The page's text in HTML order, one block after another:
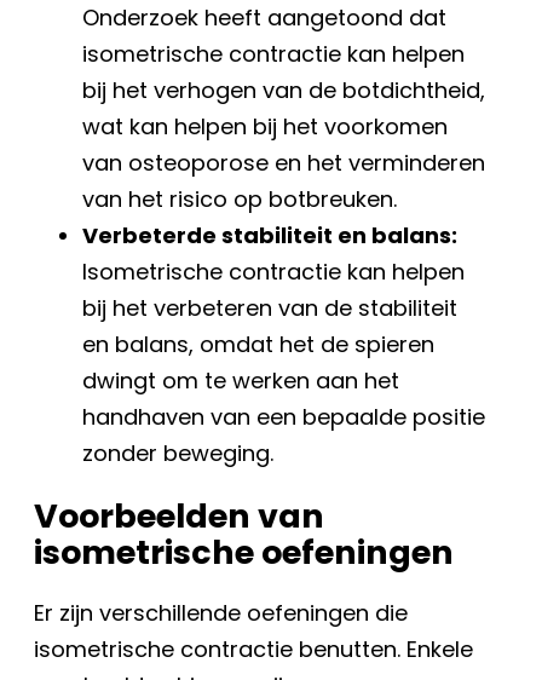
Onderzoek heeft aangetoond dat
isometrische contractie kan helpen
bij het verhogen van de botdichtheid,
wat kan helpen bij het voorkomen
van osteoporose en het verminderen
van het risico op botbreuken.
Verbeterde stabiliteit en balans:
Isometrische contractie kan helpen
bij het verbeteren van de stabiliteit
en balans, omdat het de spieren
dwingt om te werken aan het
handhaven van een bepaalde positie
zonder beweging.
Voorbeelden van
isometrische oefeningen
Er zijn verschillende oefeningen die
isometrische contractie benutten. Enkele